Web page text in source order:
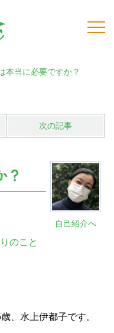
本当に必要ですか？
次の記事
自己紹介へ
？
のこと
、水上伊都子です。